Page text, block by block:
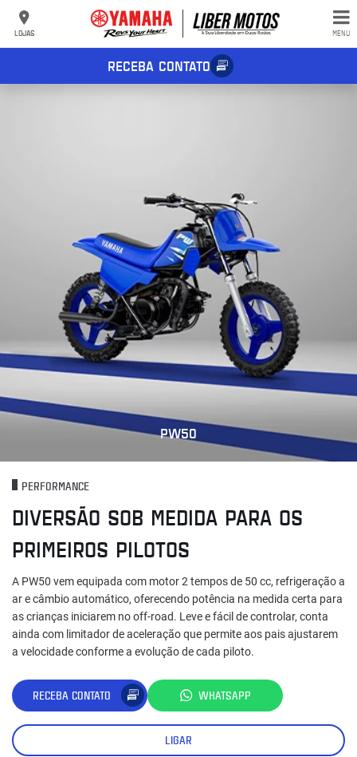
LOJAS MENU
RECEBA CONTATO
PW50
PERFORMANCE
DIVERSÃO SOB MEDIDA PARA OS
PRIMEIROS PILOTOS
A PW50 vem equipada com motor 2 tempos de 50 cc, refrigeração a
ar e câmbio automático, oferecendo potência na medida certa para
as crianças iniciarem no off-road. Leve e fácil de controlar, conta
ainda com limitador de aceleração que permite aos pais ajustarem
a velocidade conforme a evolução de cada piloto.
RECEBA CONTATO WHATSAPP
LIGAR